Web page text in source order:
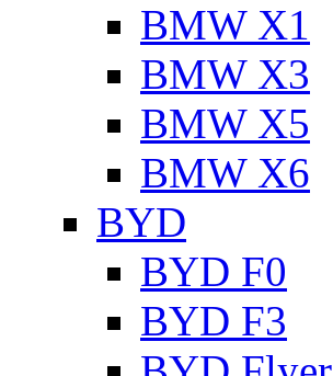
BMW X1
BMW X3
BMW X5
BMW X6
BYD
BYD F0
BYD F3